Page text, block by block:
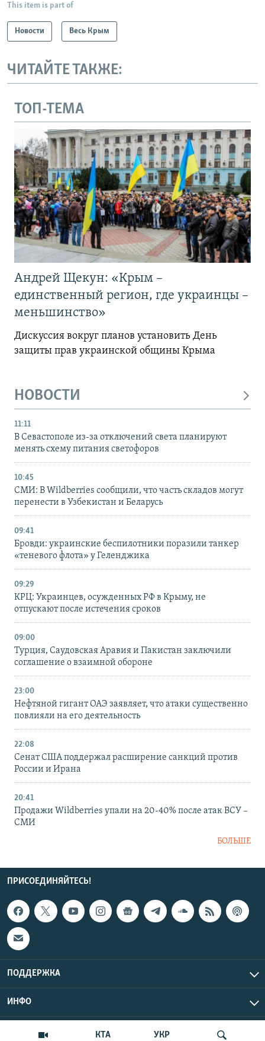
КТА УКР
This item is part of
Новости Весь Крым
ЧИТАЙТЕ ТАКЖЕ:
ТОП-ТЕМА
Андрей Щекун: «Крым –
единственный регион, где украинцы –
меньшинство»
Дискуссия вокруг планов установить День
защиты прав украинской общины Крыма
НОВОСТИ
11:11
В Севастополе из-за отключений света планируют
менять схему питания светофоров
10:45
СМИ: В Wildberries сообщили, что часть складов могут
перенести в Узбекистан и Беларусь
09:41
Бровди: украинские беспилотники поразили танкер
«теневого флота» у Геленджика
09:29
КРЦ: Украинцев, осужденных РФ в Крыму, не
отпускают после истечения сроков
09:00
Турция, Саудовская Аравия и Пакистан заключили
соглашение о взаимной обороне
23:00
Нефтяной гигант ОАЭ заявляет, что атаки существенно
повлияли на его деятельность
22:08
Сенат США поддержал расширение санкций против
России и Ирана
20:41
Продажи Wildberries упали на 20-40% после атак ВСУ –
СМИ
БОЛЬШЕ
ПРИСОЕДИНЯЙТЕСЬ!
ПОДДЕРЖКА
ИНФО
Copyright Крым.Реалии, 2026 | Все права защищены.
UTC+3